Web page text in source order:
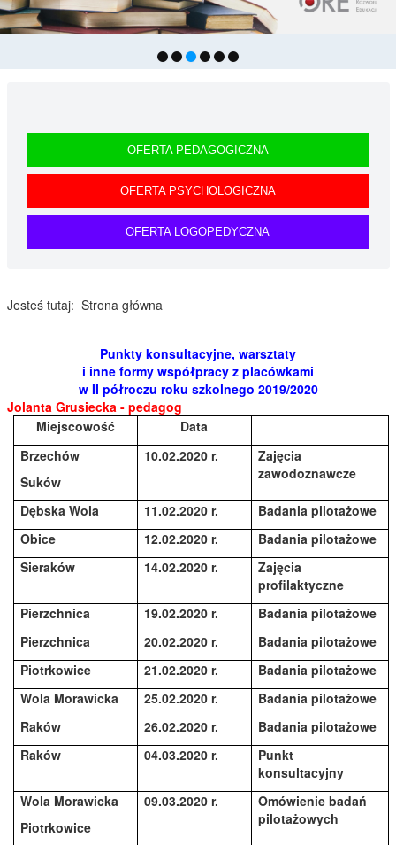
przez Ośrodek Rozwoju Edukacji.
OFERTA PEDAGOGICZNA
OFERTA PSYCHOLOGICZNA
OFERTA LOGOPEDYCZNA
Jesteś tutaj: Strona główna
Punkty konsultacyjne, warsztaty
i inne formy współpracy z placówkami
w II półroczu roku szkolnego 2019/2020
Jolanta Grusiecka - pedagog
Miejscowość
Data
Brzechów
Suków
10.02.2020 r.
Zajęcia
zawodoznawcze
Dębska Wola 11.02.2020 r.
Badania pilotażowe
Obice
12.02.2020 r.
Badania pilotażowe
Sieraków
14.02.2020 r.
Zajęcia
profilaktyczne
Pierzchnica
19.02.2020 r.
Badania pilotażowe
Pierzchnica
20.02.2020 r.
Badania pilotażowe
Piotrkowice
21.02.2020 r.
Badania pilotażowe
Wola Morawicka
25.02.2020 r.
Badania pilotażowe
Raków
26.02.2020 r.
Badania pilotażowe
Raków
04.03.2020 r.
Punkt
konsultacyjny
Wola Morawicka
Piotrkowice
09.03.2020 r.
Omówienie badań
pilotażowych